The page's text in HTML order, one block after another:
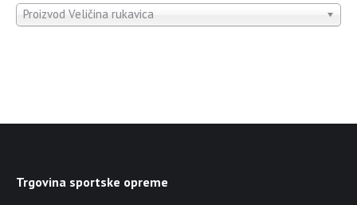
Proizvod Veličina rukavica
Trgovina sportske opreme